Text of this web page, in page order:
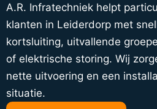
A.R. Infratechniek helpt
klanten in Leiderdorp met
kortsluiting, uitvallende
of elektrische storing. Wij
nette uitvoering en een
situatie.